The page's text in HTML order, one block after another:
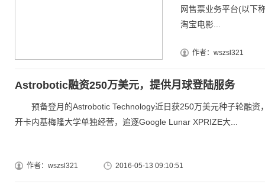
网售票业务平台(以下
淘宝电影...
作者：wszsl321
Astrobotic融资250万美元，提供月球登陆服务
预备登月的Astrobotic Technology近日获250万美元种子轮融
开卡内基梅隆大学单独经营，追逐Google Lunar XPRIZE大...
作者：wszsl321 2016-05-13 09:10:51